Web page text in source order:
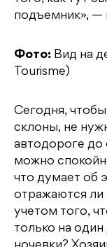
подъемник», —
Фото: Вид на
Tourisme)
Сегодня,
склоны, не
автодороге
можно
что думает об
отражаются ли
учетом того,
только на один